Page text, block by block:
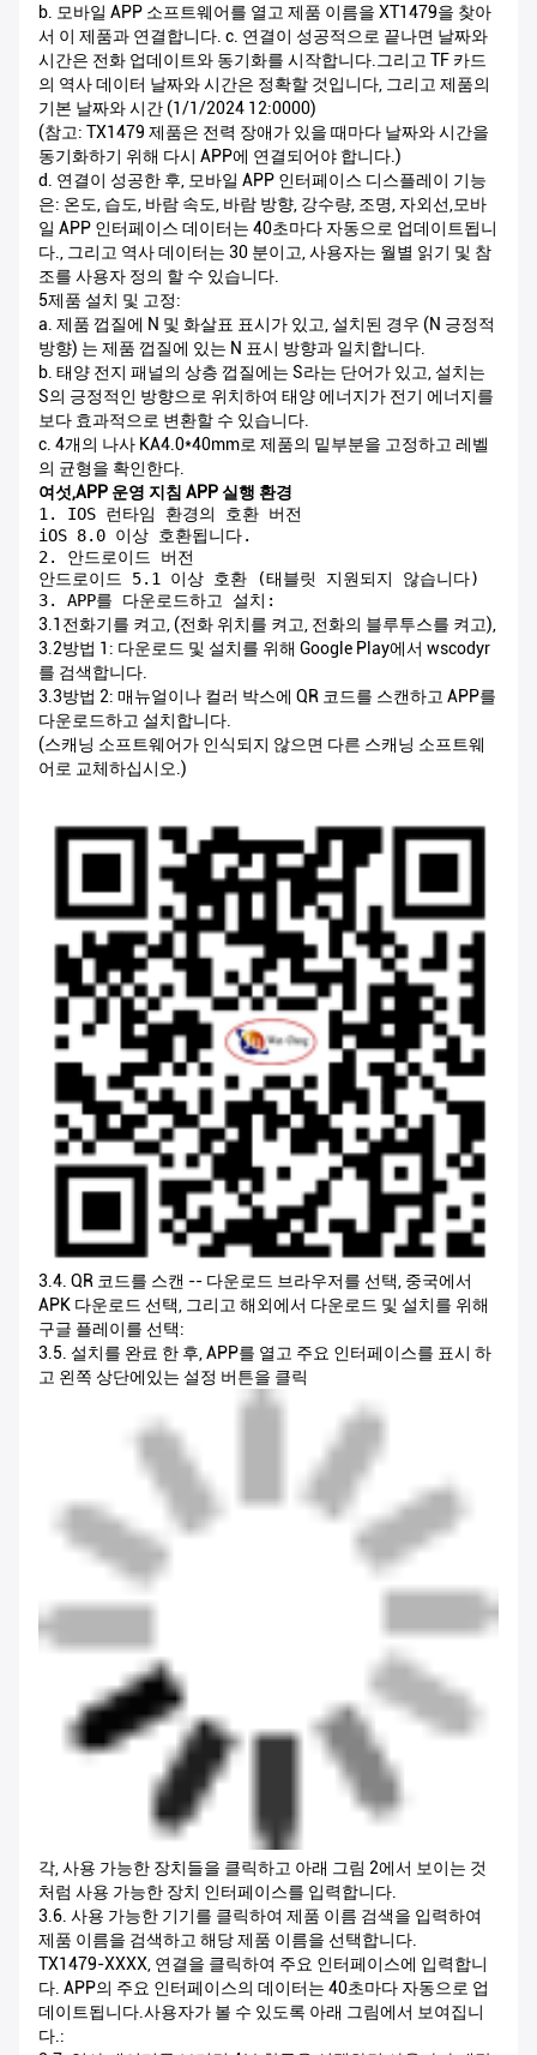
b. 모바일 APP 소프트웨어를 열고 제품 이름을 XT1479을 찾아
서 이 제품과 연결합니다. c. 연결이 성공적으로 끝나면 날짜와
시간은 전화 업데이트와 동기화를 시작합니다.그리고 TF 카드
의 역사 데이터 날짜와 시간은 정확할 것입니다, 그리고 제품의
기본 날짜와 시간 (1/1/2024 12:0000)
(참고: TX1479 제품은 전력 장애가 있을 때마다 날짜와 시간을
동기화하기 위해 다시 APP에 연결되어야 합니다.)
d. 연결이 성공한 후, 모바일 APP 인터페이스 디스플레이 기능
은: 온도, 습도, 바람 속도, 바람 방향, 강수량, 조명, 자외선,모바
일 APP 인터페이스 데이터는 40초마다 자동으로 업데이트됩니
다., 그리고 역사 데이터는 30 분이고, 사용자는 월별 읽기 및 참
조를 사용자 정의 할 수 있습니다.
5제품 설치 및 고정:
a. 제품 껍질에 N 및 화살표 표시가 있고, 설치된 경우 (N 긍정적
방향) 는 제품 껍질에 있는 N 표시 방향과 일치합니다.
b. 태양 전지 패널의 상층 껍질에는 S라는 단어가 있고, 설치는
S의 긍정적인 방향으로 위치하여 태양 에너지가 전기 에너지를
보다 효과적으로 변환할 수 있습니다.
c. 4개의 나사 KA4.0*40mm로 제품의 밑부분을 고정하고 레벨
의 균형을 확인한다.
여섯,APP 운영 지침 APP 실행 환경
1. IOS 런타임 환경의 호환 버전
iOS 8.0 이상 호환됩니다.
2. 안드로이드 버전
안드로이드 5.1 이상 호환 (태블릿 지원되지 않습니다)
3. APP를 다운로드하고 설치:
3.1전화기를 켜고, (전화 위치를 켜고, 전화의 블루투스를 켜고),
3.2방법 1: 다운로드 및 설치를 위해 Google Play에서 wscodyr
를 검색합니다.
3.3방법 2: 매뉴얼이나 컬러 박스에 QR 코드를 스캔하고 APP를
다운로드하고 설치합니다.
(스캐닝 소프트웨어가 인식되지 않으면 다른 스캐닝 소프트웨
어로 교체하십시오.)
3.4. QR 코드를 스캔 -- 다운로드 브라우저를 선택, 중국에서
APK 다운로드 선택, 그리고 해외에서 다운로드 및 설치를 위해
구글 플레이를 선택:
3.5. 설치를 완료 한 후, APP를 열고 주요 인터페이스를 표시 하
고 왼쪽 상단에있는 설정 버튼을 클릭
각, 사용 가능한 장치들을 클릭하고 아래 그림 2에서 보이는 것
처럼 사용 가능한 장치 인터페이스를 입력합니다.
3.6. 사용 가능한 기기를 클릭하여 제품 이름 검색을 입력하여
제품 이름을 검색하고 해당 제품 이름을 선택합니다.
TX1479-XXXX, 연결을 클릭하여 주요 인터페이스에 입력합니
다. APP의 주요 인터페이스의 데이터는 40초마다 자동으로 업
데이트됩니다.사용자가 볼 수 있도록 아래 그림에서 보여집니
다.: